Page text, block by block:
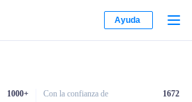
Ayuda
1000+
Con la confianza de 1672